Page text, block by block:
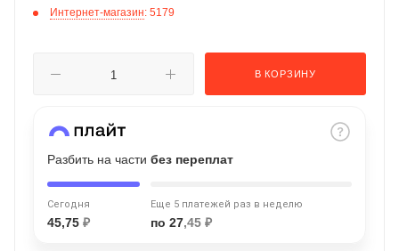
Интернет-магазин: 5179
В КОРЗИНУ
Разбить на части без переплат
Сегодня
45,75 ₽
Еще 5 платежей раз в неделю
по 27,45 ₽
25
раз в 2
8 800 302-02-51
plait.ru